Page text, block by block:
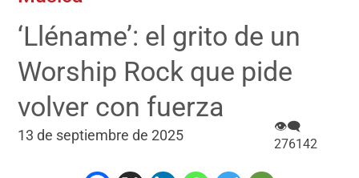
‘Lléname’: el grito de un
Worship Rock que pide
volver con fuerza
13 de septiembre de 2025
👁‍🗨
276142